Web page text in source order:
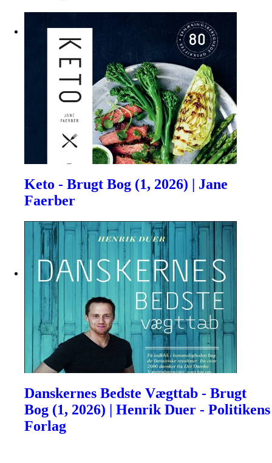
Keto - Brugt Bog (1, 2026) | Jane
Faerber
Danskernes Bedste Vægttab - Brugt
Bog (1, 2026) | Henrik Duer - Politikens
Forlag